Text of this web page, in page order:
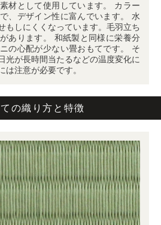
材として使用しています。 カラー
、デザイン性に富んでいます。 水
もしにくくなっています。毛羽立ち
あります。 和紙製と同様に栄養分
の心配が少ない畳おもてです。 そ
光が長時間当たるなどの温度変化に
は注意が必要です。
の織り方と特徴